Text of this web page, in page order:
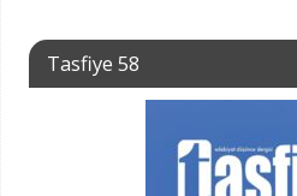
Tasfiye 58